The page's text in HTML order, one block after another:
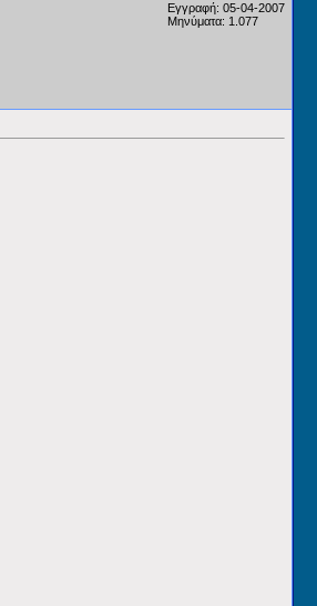
Εγγραφή: 05-04-2007
Μηνύματα: 1.077